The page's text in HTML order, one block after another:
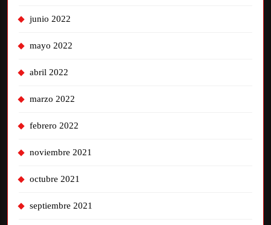
junio 2022
mayo 2022
abril 2022
marzo 2022
febrero 2022
noviembre 2021
octubre 2021
septiembre 2021